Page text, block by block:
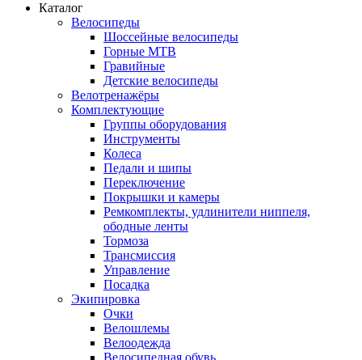
Каталог
Велосипеды
Шоссейные велосипеды
Горные МTB
Гравийные
Детские велосипеды
Велотренажёры
Комплектующие
Группы оборудования
Инструменты
Колеса
Педали и шипы
Переключение
Покрышки и камеры
Ремкомплекты, удлинители ниппеля,
ободные ленты
Тормоза
Трансмиссия
Управление
Посадка
Экипировка
Очки
Велошлемы
Велоодежда
Велосипедная обувь